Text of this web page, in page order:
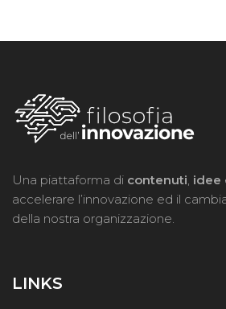
Una piattaforma di contenuti, idee
accelerare l’innovazione ed il
della nostra organizzazione.
LINKS